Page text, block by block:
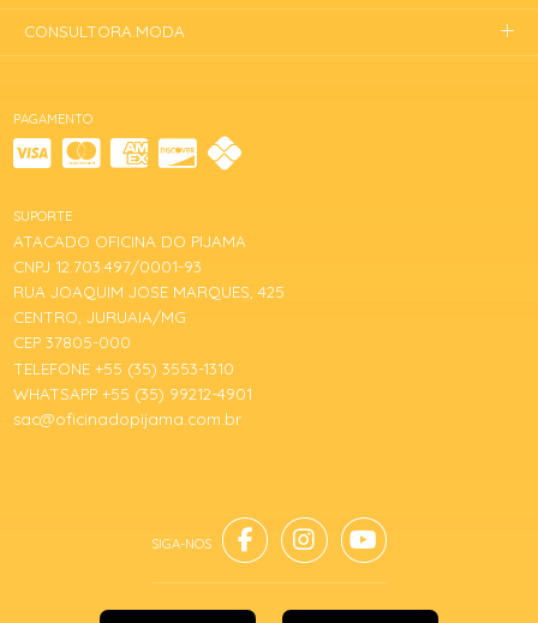
PAGAMENTO
SUPORTE
ATACADO OFICINA DO PIJAMA
CNPJ 12.703.497/0001-93
RUA JOAQUIM JOSE MARQUES, 425
CENTRO, JURUAIA/MG
CEP 37805-000
TELEFONE +55 (35) 3553-1310
WHATSAPP +55 (35) 99212-4901
sac@oficinadopijama.com.br
CONSULTORA.MODA